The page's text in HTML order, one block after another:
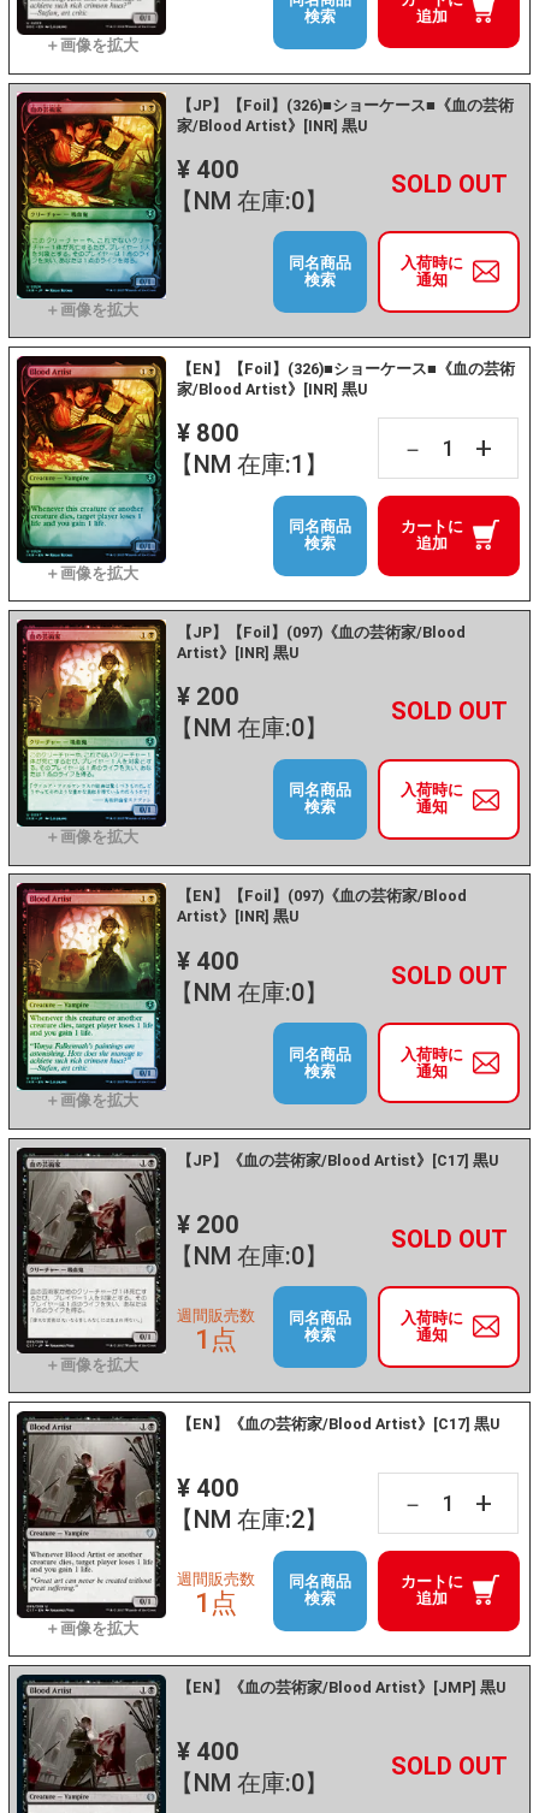
追加
検索
【JP】【Foil】(326)■ショーケース■《血の芸術
家/Blood Artist》[INR] 黒U
¥ 400
【NM 在庫:0】
－ +
入荷時に
通知
同名商品
検索
【EN】【Foil】(326)■ショーケース■《血の芸術
家/Blood Artist》[INR] 黒U
¥ 800
【NM 在庫:1】
－ +
カートに
追加
同名商品
検索
【JP】【Foil】(097)《血の芸術家/Blood
Artist》[INR] 黒U
¥ 200
【NM 在庫:0】
－ +
入荷時に
通知
同名商品
検索
【EN】【Foil】(097)《血の芸術家/Blood
Artist》[INR] 黒U
¥ 400
【NM 在庫:0】
－ +
入荷時に
通知
同名商品
検索
【JP】《血の芸術家/Blood Artist》[C17] 黒U
¥ 200
【NM 在庫:0】
－ +
入荷時に
通知
週間販売数
1点
同名商品
検索
【EN】《血の芸術家/Blood Artist》[C17] 黒U
¥ 400
【NM 在庫:2】
－ +
カートに
追加
週間販売数
1点
同名商品
検索
【EN】《血の芸術家/Blood Artist》[JMP] 黒U
¥ 400
【NM 在庫:0】
－ +